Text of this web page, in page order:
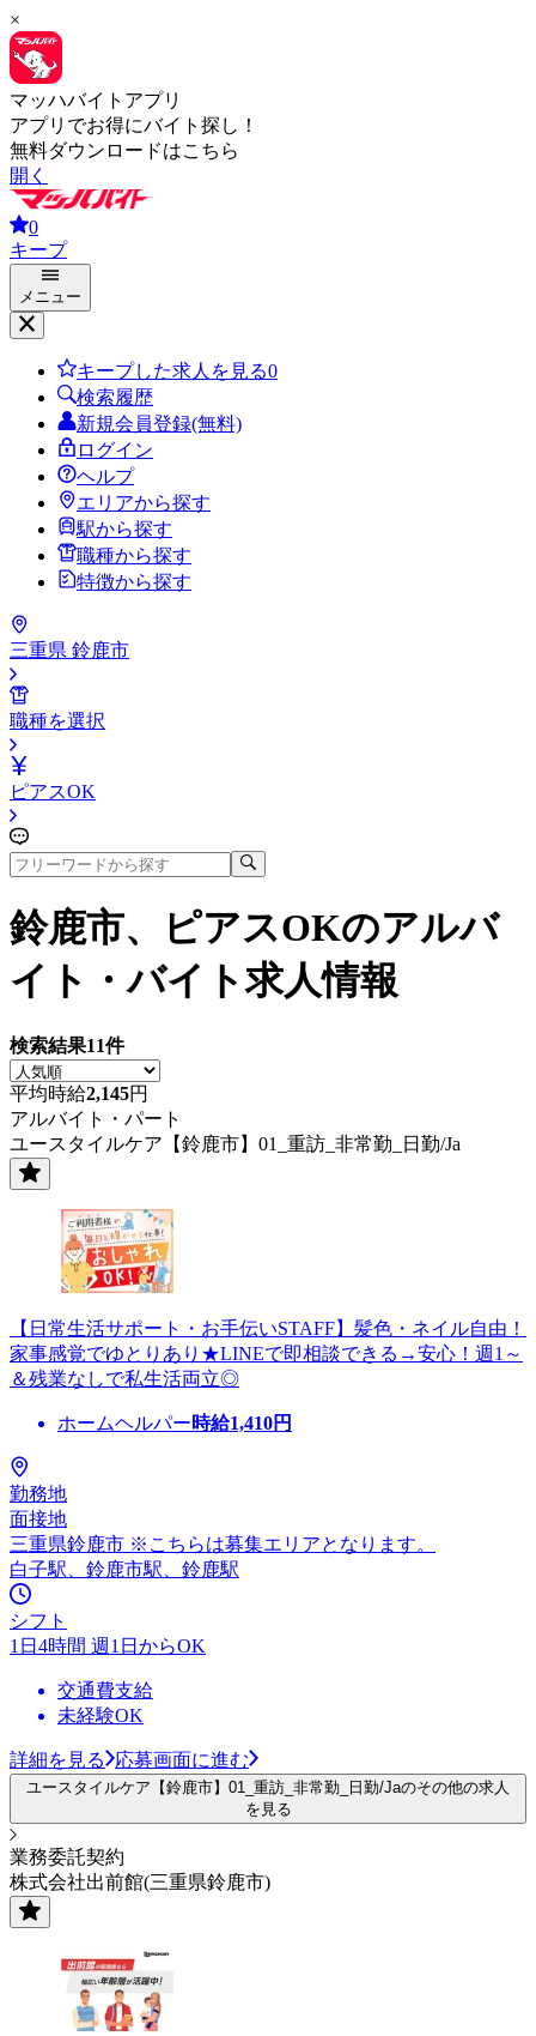
×
マッハバイトアプリ
アプリでお得にバイト探し！
無料ダウンロードはこちら
開く
0
キープ
メニュー
キープした求人を見る0
検索履歴
新規会員登録(無料)
ログイン
ヘルプ
エリアから探す
駅から探す
職種から探す
特徴から探す
三重県 鈴鹿市
職種を選択
ピアスOK
鈴鹿市、ピアスOKのアルバ
イト・バイト求人情報
検索結果11件
平均時給2,145円
アルバイト・パート
ユースタイルケア【鈴鹿市】01_重訪_非常勤_日勤/Ja
【日常生活サポート・お手伝いSTAFF】髪色・ネイル自由！
家事感覚でゆとりあり★LINEで即相談できる→安心！週1～
＆残業なしで私生活両立◎
ホームヘルパー時給1,410円
勤務地
面接地
三重県鈴鹿市 ※こちらは募集エリアとなります。
白子駅、鈴鹿市駅、鈴鹿駅
シフト
1日4時間 週1日からOK
交通費支給
未経験OK
詳細を見る 応募画面に進む
ユースタイルケア【鈴鹿市】01_重訪_非常勤_日勤/Jaのその他の求人
を見る
業務委託契約
株式会社出前館(三重県鈴鹿市)